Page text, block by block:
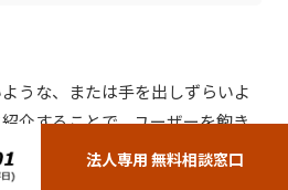
うな、または手を出しずらいよ
介することで、ユーザーを飽き
。
法人専用 無料相談窓口